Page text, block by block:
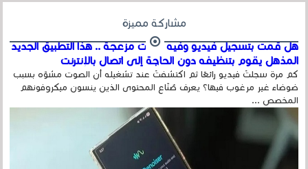
مشاركة مميزة
هل قمت بتسجيل فيديو وفيه أصوت مزعجة .. هذا التطبيق الجديد
المذهل يقوم بتنظيفه دون الحاجة إلى اتصال بالإنترنت
كم مرة سجلتَ فيديو رائعًا ثم اكتشفتَ عند تشغيله أن الصوت مشوّه بسبب
ضوضاء غير مرغوب فيها؟ يعرف صُنّاع المحتوى الذين ينسون ميكروفونهم
المخصص ...